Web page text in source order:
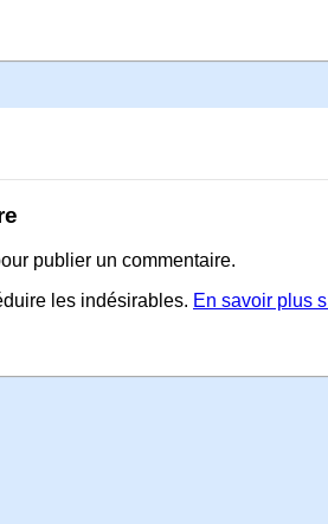
publier un commentaire.
les indésirables. En savoir plus